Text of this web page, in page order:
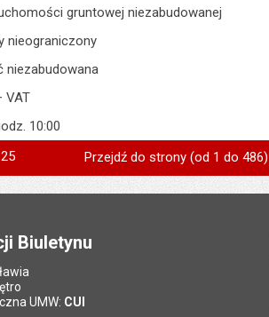
gruntowej niezabudowanej
nieograniczony
niezabudowana
VAT
10:00
stronie
Pokaż
25
na stronie
Przejdź do strony (od 1 do 486)
Biuletynu
UMW: CUI